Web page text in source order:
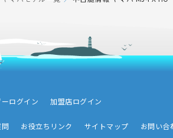
ログイン 加盟店ログイン
問 お役立ちリンク サイトマップ お問い合